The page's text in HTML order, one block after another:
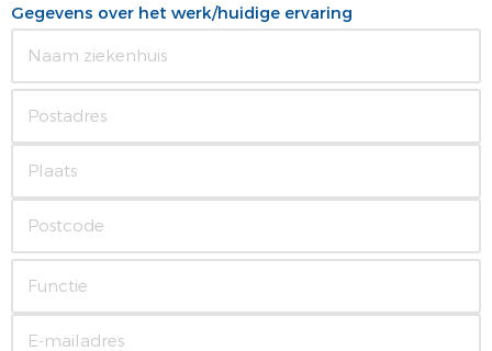
Gegevens over het werk/huidige ervaring